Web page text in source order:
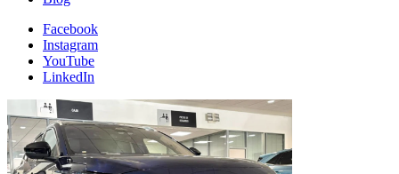
Facebook
Instagram
YouTube
LinkedIn